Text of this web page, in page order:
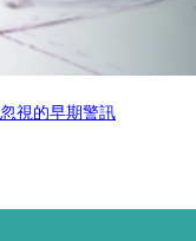
視的早期警訊